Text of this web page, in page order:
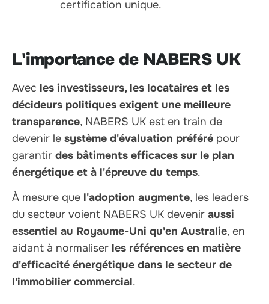
certification unique.
L'importance de NABERS UK
Avec les investisseurs, les locataires et les
décideurs politiques exigent une meilleure
transparence, NABERS UK est en train de
devenir le système d'évaluation préféré pour
garantir des bâtiments efficaces sur le plan
énergétique et à l'épreuve du temps.
À mesure que l'adoption augmente, les leaders
du secteur voient NABERS UK devenir aussi
essentiel au Royaume-Uni qu'en Australie, en
aidant à normaliser les références en matière
d'efficacité énergétique dans le secteur de
l'immobilier commercial.